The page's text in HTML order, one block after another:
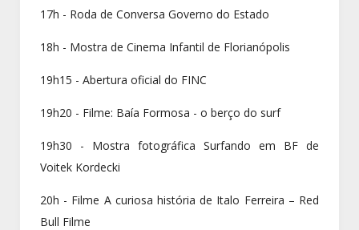
17h - Roda de Conversa Governo do Estado
18h - Mostra de Cinema Infantil de Florianópolis
19h15 - Abertura oficial do FINC
19h20 - Filme: Baía Formosa - o berço do surf
19h30 - Mostra fotográfica Surfando em BF de
Voitek Kordecki
20h - Filme A curiosa história de Italo Ferreira – Red
Bull Filme